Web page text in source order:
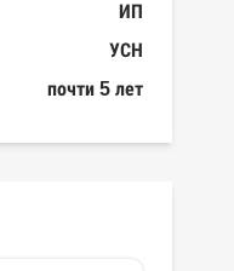
ИП
УСН
почти 5 лет